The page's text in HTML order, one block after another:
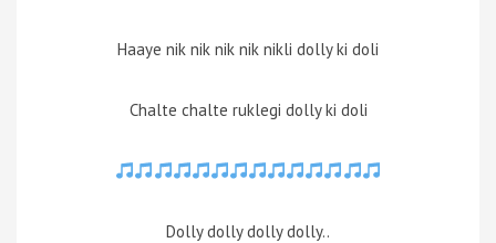
Haaye nik nik nik nik nikli dolly ki doli
Chalte chalte ruklegi dolly ki doli
Dolly dolly dolly dolly..